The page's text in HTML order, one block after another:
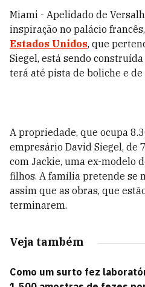
Miami - Apelidado de
inspiração no palácio
Estados Unidos, que
Siegel, está sendo
terá até pista de boliche e de
A propriedade, que ocupa
empresário David Siegel, de
com Jackie, uma ex-modelo
filhos. A família pretende se
assim que as obras, que
terminarem.
Veja também
Como um surto fez